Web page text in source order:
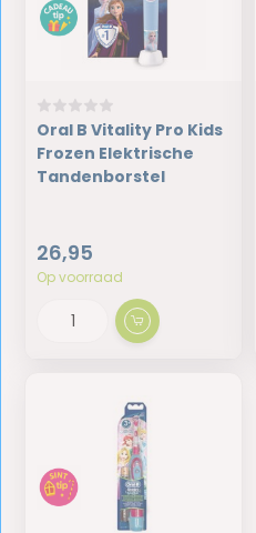
Oral B Vitality Pro Kids
Frozen Elektrische
Tandenborstel
26,95
Op voorraad